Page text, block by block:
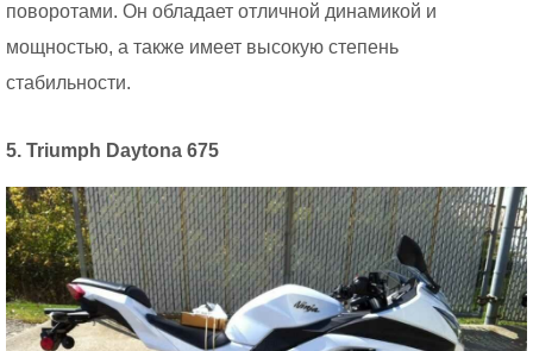
поворотами. Он обладает отличной динамикой и
мощностью, а также имеет высокую степень
стабильности.
5. Triumph Daytona 675